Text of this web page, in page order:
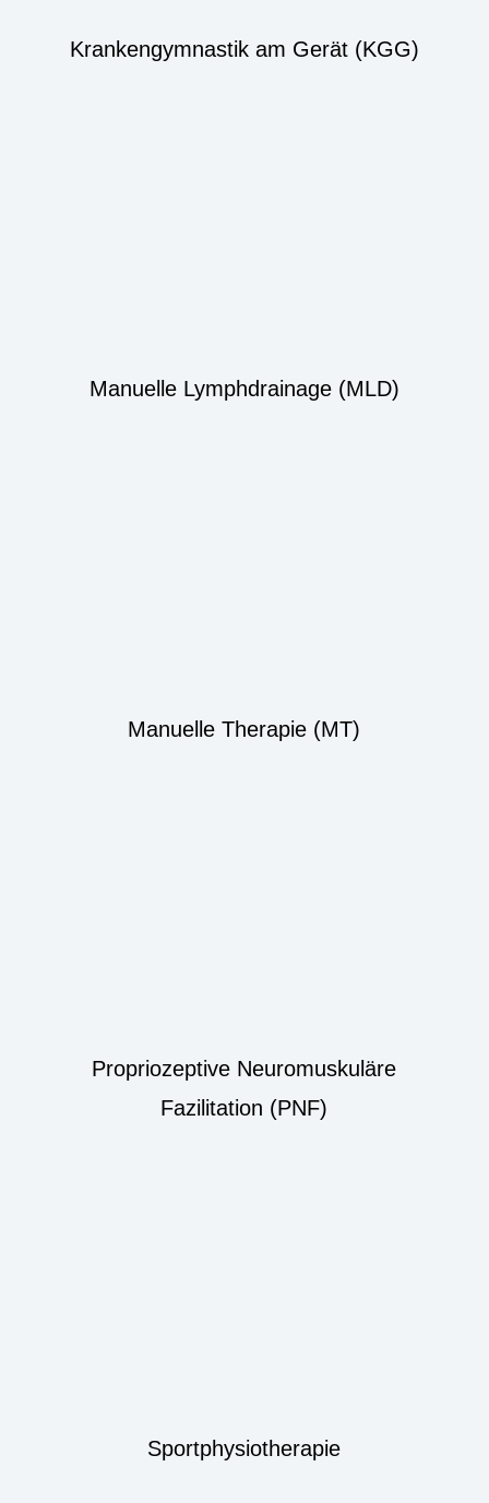
Krankengymnastik am Gerät (KGG)
Manuelle Lymphdrainage (MLD)
Manuelle Therapie (MT)
Propriozeptive Neuromuskuläre
Fazilitation (PNF)
Sportphysiotherapie